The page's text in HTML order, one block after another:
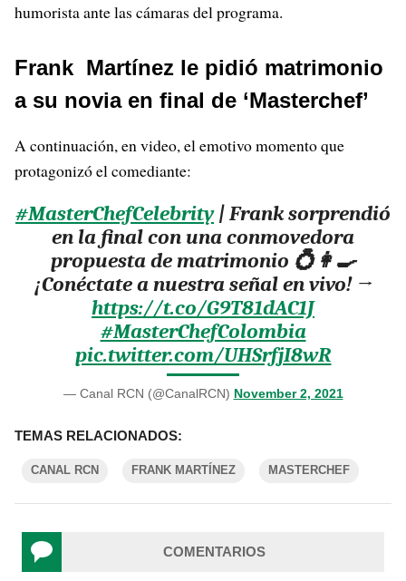
humorista ante las cámaras del programa.
Frank Martínez le pidió matrimonio
a su novia en final de ‘Masterchef’
A continuación, en video, el emotivo momento que
protagonizó el comediante:
#MasterChefCelebrity| Frank sorprendió
en la final con una conmovedora
propuesta de matrimonio 💍👩‍🍳
¡Conéctate a nuestra señal en vivo! →
https://t.co/G9T81dAC1J
#MasterChefColombia
pic.twitter.com/UHSrfjI8wR
— Canal RCN (@CanalRCN) November 2, 2021
TEMAS RELACIONADOS:
CANAL RCN FRANK MARTÍNEZ MASTERCHEF
COMENTARIOS